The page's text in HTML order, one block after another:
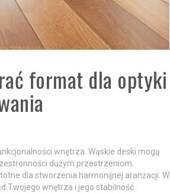
format dla optyki
wnętrza. Wąskie deski mogą
dużym przestrzeniom.
dla stworzenia harmonijnej aranżacji. W
Twojego wnętrza i jego stabilność.